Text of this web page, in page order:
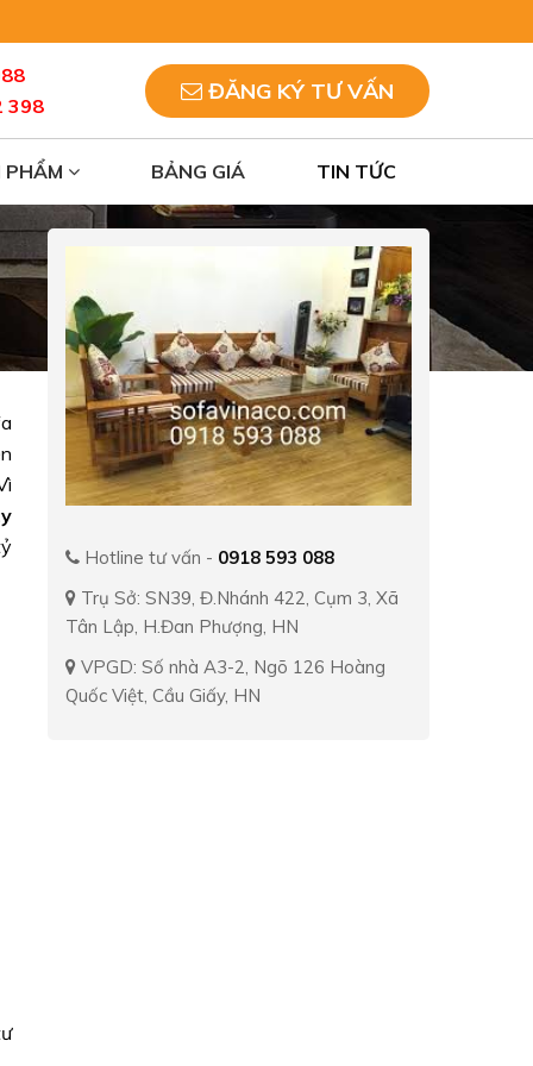
398
ĐĂNG KÝ TƯ VẤN
PHẨM BẢNG GIÁ TIN TỨC
Hotline tư vấn - 0918 593 088
Trụ Sở: SN39, Đ.Nhánh 422, Cụm 3, Xã
Tân Lập, H.Đan Phượng, HN
VPGD: Số nhà A3-2, Ngõ 126 Hoàng
Quốc Việt, Cầu Giấy, HN